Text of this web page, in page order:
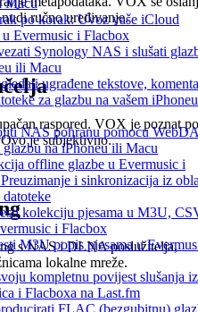
Macu
po korak: Uvoz vaše iCloud
Evermusic i Flacbox
Synology NAS i slušati
ili Macu
ugrađene tekstove,
za glazbu na vašem
NAS pohranu pomoću
glazbu na iPhoneu ili Macu
offline glazbe u Evermusic i
i sinkronizacija iz
kolekciju pjesama u M3U,
i Flacbox
M3U popis pjesama u
kompletnu povijest slušanja iz
i Flacboxa na Last.fm
FLAC (bezgubitnu)
ručno uređivanje.
raspored. VOX je poznat po
je subjektivno.
s NAS i DLNA poslužitelja,
lokalne mreže.